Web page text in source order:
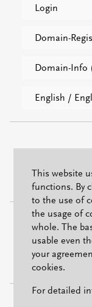
Login
Domain-
Domain-Info
English /
This website
functions. By
to the use of
the usage of
whole. The
usable even
your
cookies.
For detailed